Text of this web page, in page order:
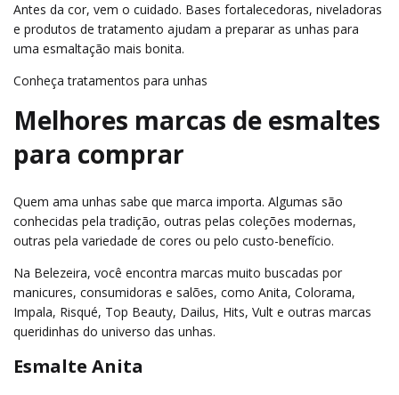
Antes da cor, vem o cuidado. Bases fortalecedoras, niveladoras
e produtos de tratamento ajudam a preparar as unhas para
uma esmaltação mais bonita.
Conheça tratamentos para unhas
Melhores marcas de esmaltes
para comprar
Quem ama unhas sabe que marca importa. Algumas são
conhecidas pela tradição, outras pelas coleções modernas,
outras pela variedade de cores ou pelo custo-benefício.
Na Belezeira, você encontra marcas muito buscadas por
manicures, consumidoras e salões, como Anita, Colorama,
Impala, Risqué, Top Beauty, Dailus, Hits, Vult e outras marcas
queridinhas do universo das unhas.
Esmalte Anita